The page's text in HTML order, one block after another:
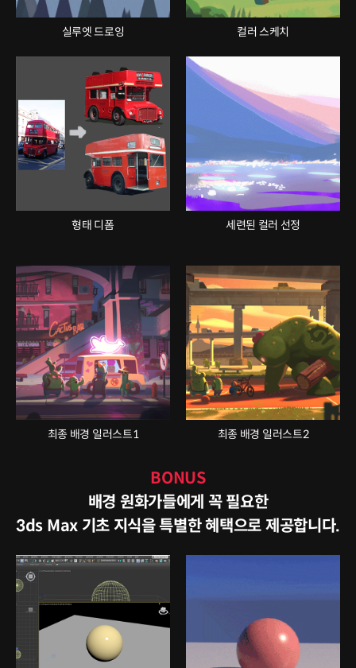
실루엣 드로잉 컬러 스케치
형태 디폼 세련된 컬러 선정
최종 배경 일러스트1 최종 배경 일러스트2
BONUS
배경 원화가들에게 꼭 필요한
3ds Max 기초 지식을 특별한 혜택으로 제공합니다.